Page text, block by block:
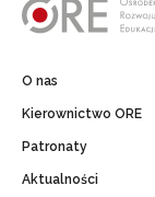
O nas
Kierownictwo ORE
Patronaty
Aktualności